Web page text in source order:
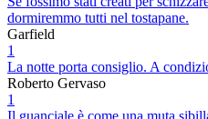
dormiremmo tutti nel tostapane.
Garfield
1
La notte porta consiglio. A
Roberto Gervaso
1
Il guanciale è come una muta